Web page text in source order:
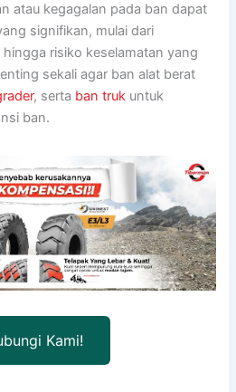
atau kegagalan pada ban dapat
signifikan, mulai dari
risiko keselamatan yang
sekali agar ban alat berat
, serta ban truk untuk
ban.
Kami!